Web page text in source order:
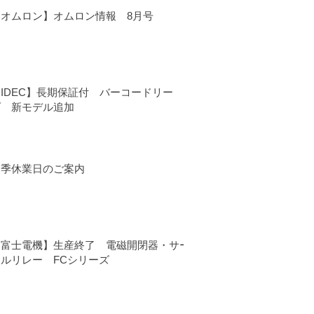
ムロン】オムロン情報 8月号
】長期保証付 バーコードリー
新モデル追加
休業日のご案内
士電機】生産終了 電磁開閉器・サー
リレー FCシリーズ